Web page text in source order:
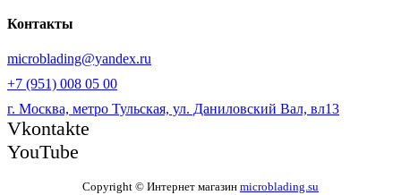
Контакты
microblading@yandex.ru
+7 (951) 008 05 00
г. Москва, метро Тульская, ул. Даниловский Вал, вл13
Vkontakte
YouTube
Copyright © Интернет магазин microblading.su